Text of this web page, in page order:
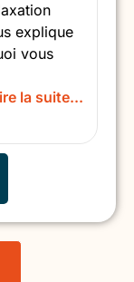
explique
vous
la suite...